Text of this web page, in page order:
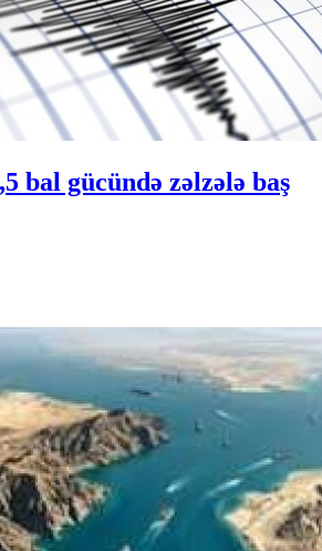
bal gücündə zəlzələ baş